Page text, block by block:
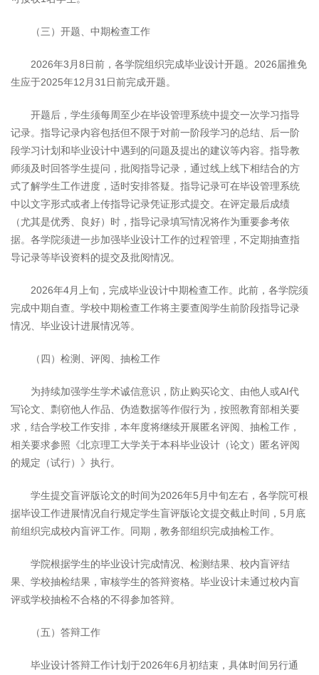
（三）开题、中期检查工作
2026年3月8日前，各学院组织完成毕业设计开题。2026届推免
生应于2025年12月31日前完成开题。
开题后，学生须每周至少在毕设管理系统中提交一次学习指导
记录。指导记录内容包括但不限于对前一阶段学习的总结、后一阶
段学习计划和毕业设计中遇到的问题及提出的建议等内容。指导教
师须及时回答学生提问，批阅指导记录，通过线上线下相结合的方
式了解学生工作进度，适时安排答疑。指导记录可在毕设管理系统
中以文字形式或者上传指导记录凭证形式提交。在评定最后成绩
（尤其是优秀、良好）时，指导记录填写情况将作为重要参考依
据。各学院须进一步加强毕业设计工作的过程管理，不定期抽查指
导记录等毕设资料的提交及批阅情况。
2026年4月上旬，完成毕业设计中期检查工作。此前，各学院须
完成中期自查。学校中期检查工作将主要查阅学生前阶段指导记录
情况、毕业设计进展情况等。
（四）检测、评阅、抽检工作
为持续加强学生学术诚信意识，防止购买论文、由他人或AI代
写论文、剽窃他人作品、伪造数据等作假行为，按照教育部相关要
求，结合学校工作安排，本年度将继续开展匿名评阅、抽检工作，
相关要求参照《北京理工大学关于本科毕业设计（论文）匿名评阅
的规定（试行）》执行。
学生提交盲评版论文的时间为2026年5月中旬左右，各学院可根
据毕设工作进展情况自行规定学生盲评版论文提交截止时间，5月底
前组织完成校内盲评工作。同期，教务部组织完成抽检工作。
学院根据学生的毕业设计完成情况、检测结果、校内盲评结
果、学校抽检结果，审核学生的答辩资格。毕业设计未通过校内盲
评或学校抽检不合格的不得参加答辩。
（五）答辩工作
毕业设计答辩工作计划于2026年6月初结束，具体时间另行通